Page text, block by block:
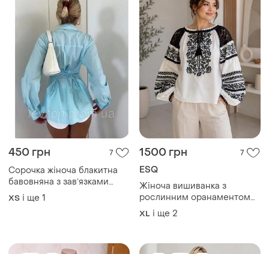
450 грн 7
Сорочка жіноча блакитна
бавовняна з завʼязками
ззаду по талії
ХS і ще 1
1500 грн 7
ESQ
Жіноча вишиванка з
рослинним оранаментом
esq (туреччина), блуза в
етно стилі. батали
XL і ще 2